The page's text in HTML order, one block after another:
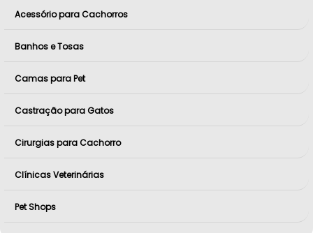
Acessório para Cachorros
Banhos e Tosas
Camas para Pet
Castração para Gatos
Cirurgias para Cachorro
Clínicas Veterinárias
Pet Shops